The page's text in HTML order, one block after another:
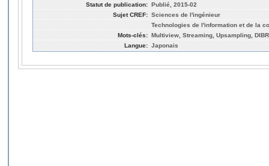
Statut de publication: Publié, 2015-02
Sujet CREF: Sciences de l'ingénieur
Technologies de l'information et de la
Mots-clés: Multiview, Streaming, Upsampling, DIBR
Langue: Japonais